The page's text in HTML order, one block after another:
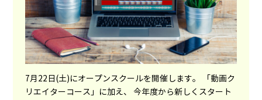
7月22日(土)にオープンスクールを開催します。 「動画ク
リエイターコース」に加え、 今年度から新しくスタート